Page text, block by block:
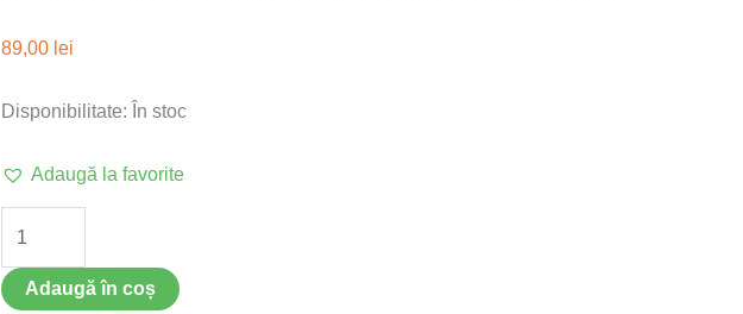
89,00 lei
Disponibilitate: În stoc
Adaugă la favorite
Adaugă în coș